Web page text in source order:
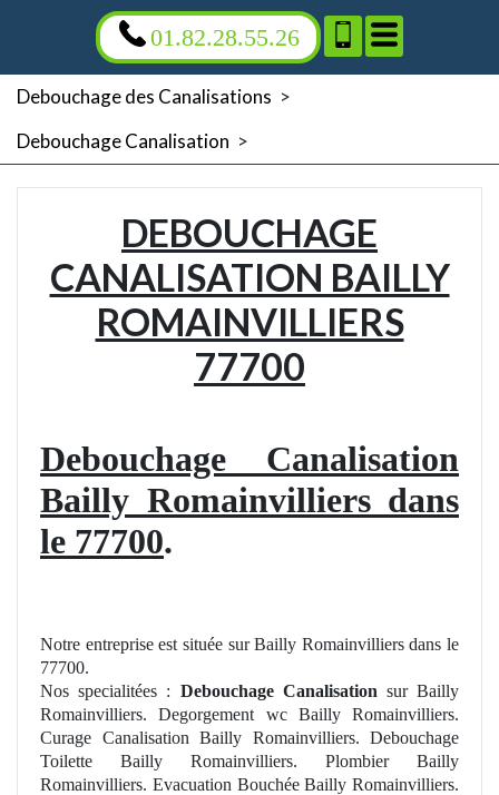
01.82.28.55.26
Debouchage des Canalisations >
Debouchage Canalisation >
DEBOUCHAGE
CANALISATION BAILLY
ROMAINVILLIERS
77700
Debouchage Canalisation
Bailly Romainvilliers dans
le 77700.
Notre entreprise est située sur Bailly Romainvilliers dans le
77700.
Nos specialitées : Debouchage Canalisation sur Bailly
Romainvilliers. Degorgement wc Bailly Romainvilliers.
Curage Canalisation Bailly Romainvilliers. Debouchage
Toilette Bailly Romainvilliers. Plombier Bailly
Romainvilliers. Evacuation Bouchée Bailly Romainvilliers.